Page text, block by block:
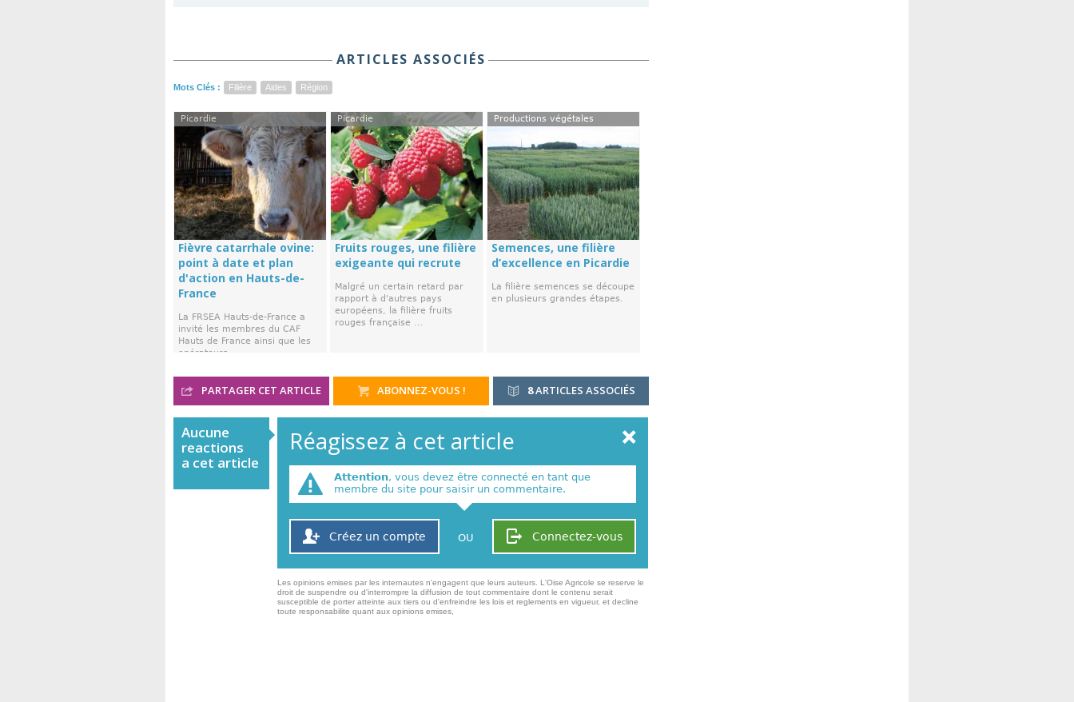
ARTICLES ASSOCIÉS
Mots Clés : Filière Aides Région
Picardie
Fièvre catarrhale ovine:
point à date et plan
d'action en Hauts-de-
France
La FRSEA Hauts-de-France a
invité les membres du CAF
Hauts de France ainsi que les
opérateurs ...
Picardie
Fruits rouges, une filière
exigeante qui recrute
Malgré un certain retard par
rapport à d'autres pays
européens, la filière fruits
rouges française ...
Productions végétales
Semences, une filière
d’excellence en Picardie
La filière semences se découpe
en plusieurs grandes étapes.
8ARTICLES ASSOCIÉS
PARTAGER CET ARTICLE ABONNEZ-VOUS !
Aucune
reactions
a cet article
Réagissez à cet article
Attention, vous devez être connecté en tant que
membre du site pour saisir un commentaire.
Connectez-vous
Créez un compte OU
Les opinions emises par les internautes n'engagent que leurs auteurs. L'Oise Agricole se reserve le
droit de suspendre ou d'interrompre la diffusion de tout commentaire dont le contenu serait
susceptible de porter atteinte aux tiers ou d'enfreindre les lois et reglements en vigueur, et decline
toute responsabilite quant aux opinions emises,